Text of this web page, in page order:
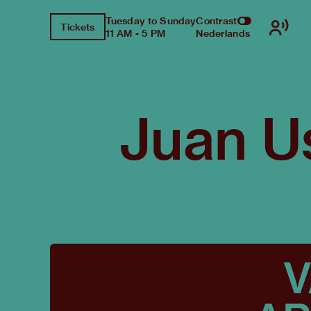
Tickets
Tuesday to Sunday
11 AM - 5 PM
Contrast
Nederlands
Juan